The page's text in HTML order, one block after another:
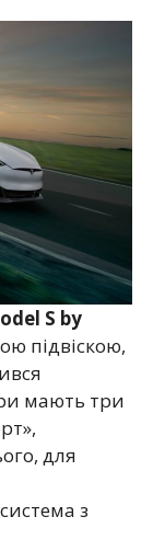
S by
підвіскою,
мають три
для
з